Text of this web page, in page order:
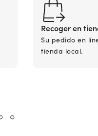
Recoger en
Su pedido en
tienda local.